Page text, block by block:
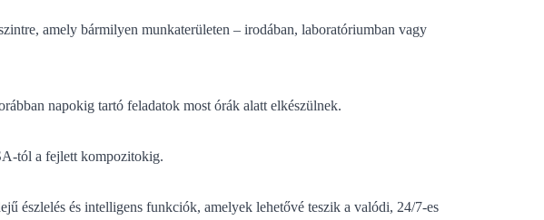
amely bármilyen munkaterületen – irodában, laboratóriumban vagy
napokig tartó feladatok most órák alatt elkészülnek.
tól a fejlett kompozitokig.
észlelés és intelligens funkciók, amelyek lehetővé teszik a valódi, 24/7-es